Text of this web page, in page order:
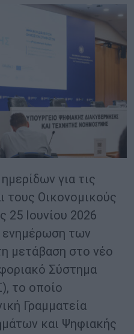
για τις
τους Οικονομικούς
25 Ιουνίου 2026
ενημέρωση των
μετάβαση στο νέο
Σύστημα
το οποίο
Γραμματεία
και Ψηφιακής